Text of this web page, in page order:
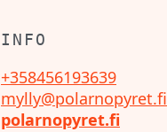
INFO
+358456193639
mylly@polarnopyret.fi
polarnopyret.fi